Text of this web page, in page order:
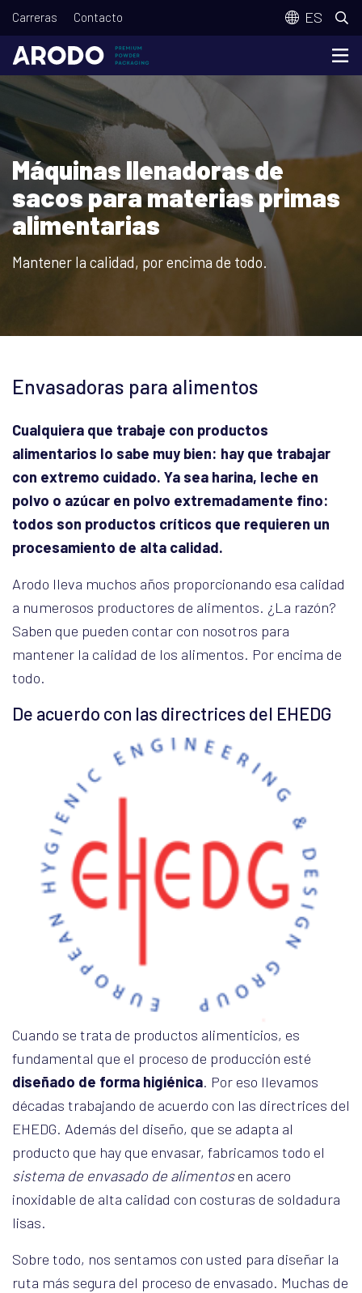
Pasar
al
contenido
principal
T
o
p
m
e
n
u
Carreras Contacto ES
Máquinas llenadoras de
sacos para materias primas
alimentarias
Mantener la calidad, por encima de todo.
Envasadoras para alimentos
Cualquiera que trabaje con productos
alimentarios lo sabe muy bien: hay que trabajar
con extremo cuidado. Ya sea harina, leche en
polvo o azúcar en polvo extremadamente fino:
todos son productos críticos que requieren un
procesamiento de alta calidad.
Arodo lleva muchos años proporcionando esa calidad
a numerosos productores de alimentos. ¿La razón?
Saben que pueden contar con nosotros para
mantener la calidad de los alimentos. Por encima de
todo.
De acuerdo con las directrices del EHEDG
Cuando se trata de productos alimenticios, es
fundamental que el proceso de producción esté
diseñado de forma higiénica. Por eso llevamos
décadas trabajando de acuerdo con las directrices del
EHEDG. Además del diseño, que se adapta al
producto que hay que envasar, fabricamos todo el
sistema de envasado de alimentosen acero
inoxidable de alta calidad con costuras de soldadura
lisas.
Sobre todo, nos sentamos con usted para diseñar la
ruta más segura del proceso de envasado. Muchas de